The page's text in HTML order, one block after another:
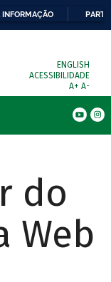
INFORMAÇÃO
ENGLISH
ACESSIBILIDADE
A+ A-
do
Web